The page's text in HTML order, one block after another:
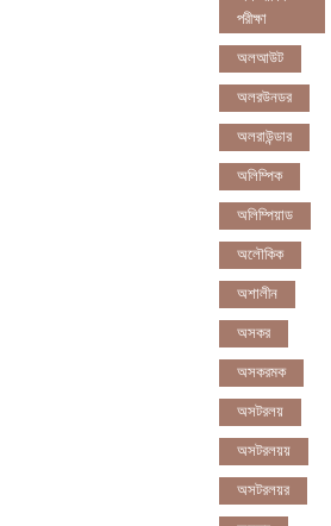
পরীক্ষা
অলআউট
অলরউনডর
অলরাউন্ডার
অলিম্পিক
অলিম্পিয়াড
অলৌকিক
অশালীন
অসকর
অসকরমক
অসটরলয়
অসটরলয়য়
অসটরলয়র